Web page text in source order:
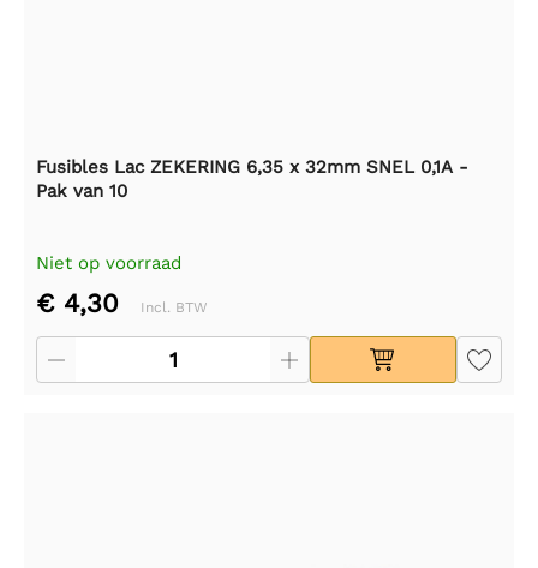
Fusibles Lac ZEKERING 6,35 x 32mm SNEL 0,1A -
Pak van 10
Niet op voorraad
€ 4,30 Incl. BTW